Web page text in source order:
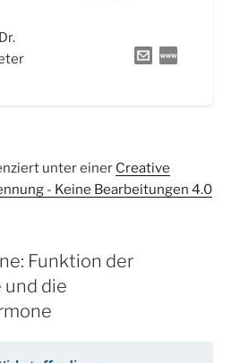
unter einer Creative
- Keine Bearbeitungen 4.0
Funktion der
die